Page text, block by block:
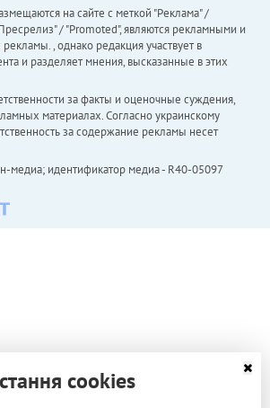
на сайте с меткой "Реклама" /
/ "Promoted", являются рекламными и
, однако редакция участвует в
и разделяет мнения, высказанные в этих
за факты и оценочные суждения,
материалах. Согласно украинскому
за содержание рекламы несет
медиа; идентификатор медиа - R40-05097
cookies